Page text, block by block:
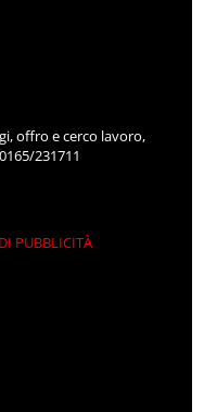
offro e cerco lavoro,
231711
PUBBLICITÀ